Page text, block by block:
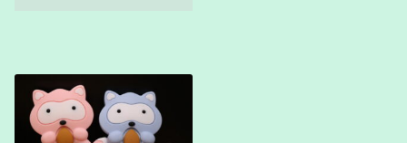
produit
produit